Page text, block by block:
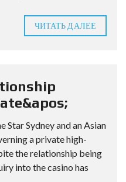
ЧИТАТЬ ДАЛЕЕ
Star Sydney and an Asian
a private high-
the relationship being
into the casino has